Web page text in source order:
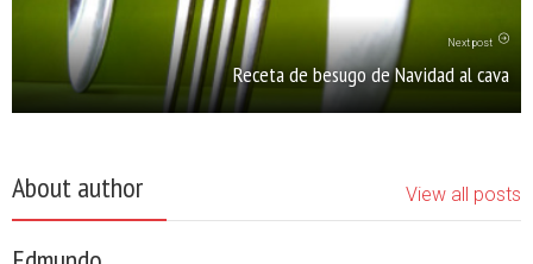
Next post
Receta de besugo de Navidad al cava
About author View all posts